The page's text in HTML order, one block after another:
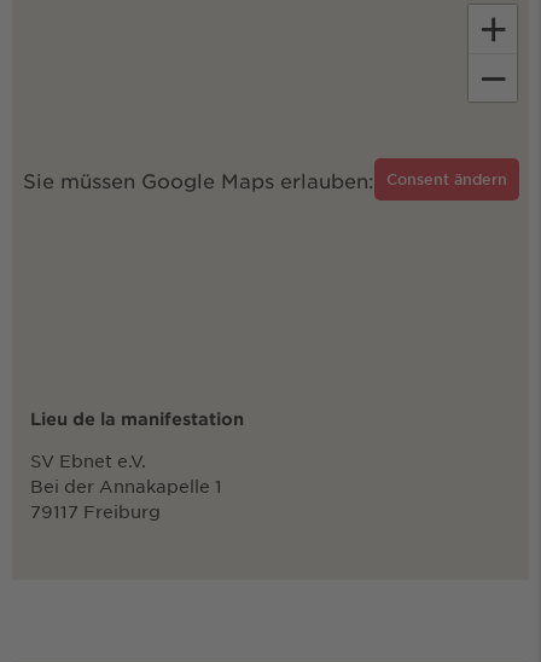
Sie müssen Google Maps erlauben: Consent ändern
+
−
Lieu de la manifestation
SV Ebnet e.V.
Bei der Annakapelle 1
79117 Freiburg